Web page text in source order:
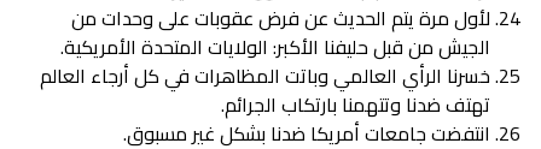
لأول مرة يتم الحديث عن فرض عقوبات على وحدات من
الجيش من قبل حليفنا الأكبر: الولايات المتحدة الأمريكية.
خسرنا الرأي العالمي وباتت المظاهرات في كل أرجاء العالم
تهتف ضدنا وتتهمنا بارتكاب الجرائم.
انتفضت جامعات أمريكا ضدنا بشكل غير مسبوق.